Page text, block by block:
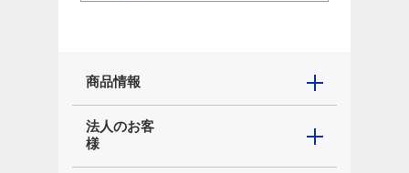
商品情報
法人のお客
様